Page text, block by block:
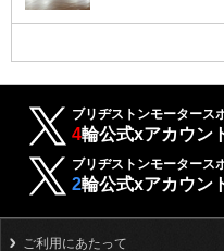
ブリヂストンモータース
4輪公式xアカウン
ブリヂストンモータース
2輪公式xアカウン
ご利用にあたって